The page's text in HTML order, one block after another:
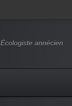
Écologiste annécien